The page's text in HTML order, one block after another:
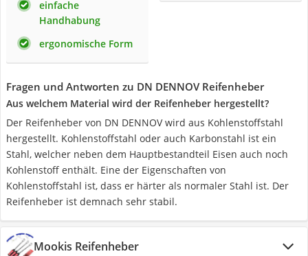
einfache
Handhabung
ergonomische Form
Fragen und Antworten zu DN DENNOV Reifenheber
Aus welchem Material wird der Reifenheber hergestellt?
Der Reifenheber von ‎DN DENNOV wird aus Kohlenstoffstahl
hergestellt. Kohlenstoffstahl oder auch Karbonstahl ist ein
Stahl, welcher neben dem Hauptbestandteil Eisen auch noch
Kohlenstoff enthält. Eine der Eigenschaften von
Kohlenstoffstahl ist, dass er härter als normaler Stahl ist. Der
Reifenheber ist demnach sehr stabil.
Mookis Reifenheber